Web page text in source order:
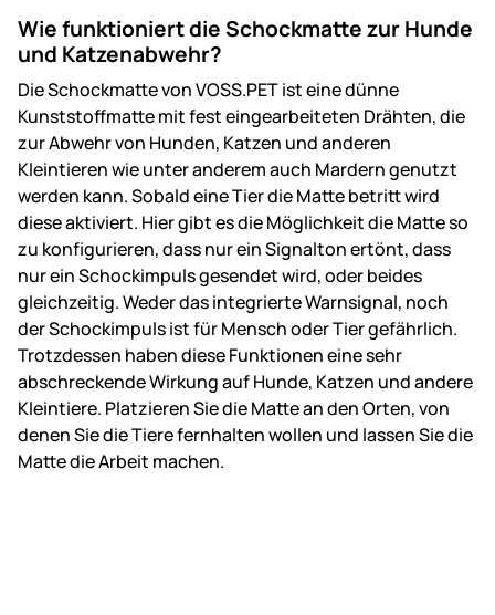
Wie funktioniert die Schockmatte zur Hunde
und Katzenabwehr?
Die Schockmatte von VOSS.PET ist eine dünne
Kunststoffmatte mit fest eingearbeiteten Drähten, die
zur Abwehr von Hunden, Katzen und anderen
Kleintieren wie unter anderem auch Mardern genutzt
werden kann. Sobald eine Tier die Matte betritt wird
diese aktiviert. Hier gibt es die Möglichkeit die Matte so
zu konfigurieren, dass nur ein Signalton ertönt, dass
nur ein Schockimpuls gesendet wird, oder beides
gleichzeitig. Weder das integrierte Warnsignal, noch
der Schockimpuls ist für Mensch oder Tier gefährlich.
Trotzdessen haben diese Funktionen eine sehr
abschreckende Wirkung auf Hunde, Katzen und andere
Kleintiere. Platzieren Sie die Matte an den Orten, von
denen Sie die Tiere fernhalten wollen und lassen Sie die
Matte die Arbeit machen.